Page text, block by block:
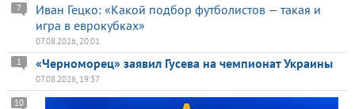
Иван Гецко: «Какой подбор футболистов — такая и
игра в еврокубках»
7
07.08.2026, 20:01
«Черноморец» заявил Гусева на чемпионат Украины
1
07.08.2026, 19:37
10